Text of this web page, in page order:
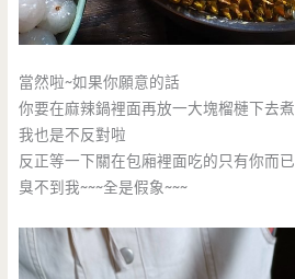
當然啦~如果你願意的話
你要在麻辣鍋裡面再放一大塊榴槤下去煮
我也是不反對啦
反正等一下關在包廂裡面吃的只有你而已
臭不到我~~~全是假象~~~